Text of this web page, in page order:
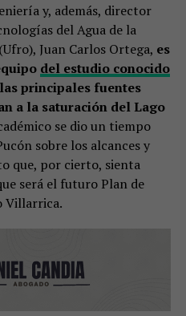
y, además, director
del Agua de la
Juan Carlos Ortega, es
del estudio conocido
principales fuentes
a la saturación del Lago
se dio un tiempo
sobre los alcances y
que, por cierto, sienta
será el futuro Plan de
Villarrica.